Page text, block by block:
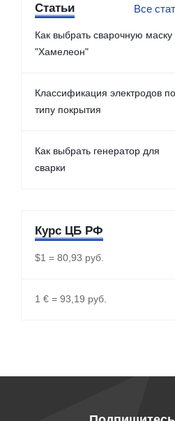
Статьи Все
Как выбрать сварочную маску
"Хамелеон"
Классификация электродов по
типу покрытия
Как выбрать генератор для
сварки
Курс ЦБ РФ
$1 = 80,93 руб.
1 € = 93,19 руб.